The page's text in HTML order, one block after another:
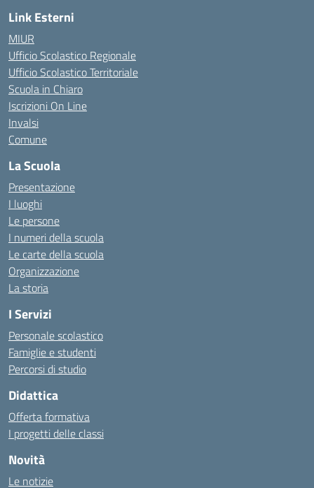
Link Esterni
MIUR
Ufficio Scolastico Regionale
Ufficio Scolastico Territoriale
Scuola in Chiaro
Iscrizioni On Line
Invalsi
Comune
La Scuola
Presentazione
I luoghi
Le persone
I numeri della scuola
Le carte della scuola
Organizzazione
La storia
I Servizi
Personale scolastico
Famiglie e studenti
Percorsi di studio
Didattica
Offerta formativa
I progetti delle classi
Novità
Le notizie